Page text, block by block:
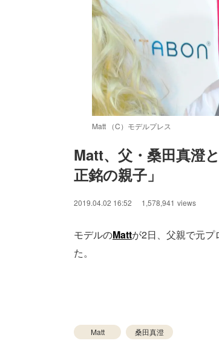
Matt （C）モデルプレス
Matt、父・桑田真澄
正銘の親子」
2019.04.02 16:52 1,578,941 views
モデルのMattが2日、父親で元
た。
Matt 桑田真澄